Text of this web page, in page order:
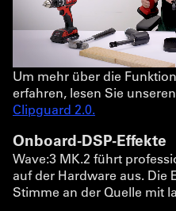
Um mehr über die
erfahren, lesen Sie unseren
Clipguard 2.0.
Onboard-DSP-Effekte
Wave:3 MK.2 führt
auf der Hardware aus. Die
Stimme an der Quelle mit